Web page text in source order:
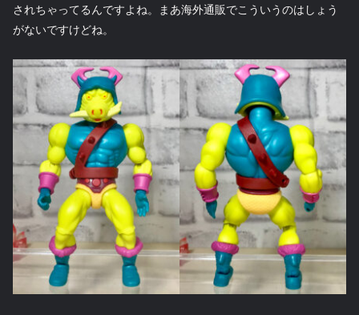
されちゃってるんですよね。まあ海外通販でこういうのはしょう
がないですけどね。